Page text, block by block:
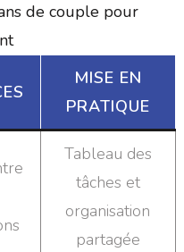
de couple pour
MISE EN
PRATIQUE
Tableau des
tâches et
organisation
partagée